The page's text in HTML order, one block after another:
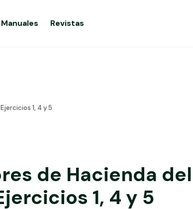
Revistas
1, 4 y 5
de Hacienda del
1, 4 y 5